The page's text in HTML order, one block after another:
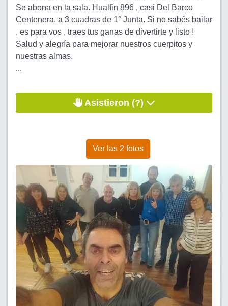
Se abona en la sala. Hualfin 896 , casi Del Barco
Centenera. a 3 cuadras de 1° Junta. Si no sabés bailar
, es para vos , traes tus ganas de divertirte y listo !
Salud y alegría para mejorar nuestros cuerpitos y
nuestras almas.
...
Asistieron (?)
Ver las 2 fotos